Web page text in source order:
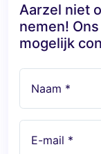
Aarzel niet
nemen!
mogelijk
Naam *
E-mail *